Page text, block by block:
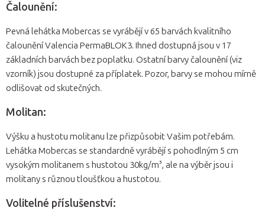
Čalounění:
Pevná lehátka Mobercas se vyrábějí v 65 barvách kvalitního
čalounění Valencia PermaBLOK3. Ihned dostupná jsou v 17
základních barvách bez poplatku. Ostatní barvy čalounění (viz
vzorník) jsou dostupné za příplatek. Pozor, barvy se mohou mírně
odlišovat od skutečných.
Molitan:
Výšku a hustotu molitanu lze přizpůsobit Vašim potřebám.
Lehátka Mobercas se standardně vyrábějí s pohodlným 5 cm
vysokým molitanem s hustotou 30kg/m³, ale na výběr jsou i
molitany s různou tloušťkou a hustotou.
Volitelné příslušenství: